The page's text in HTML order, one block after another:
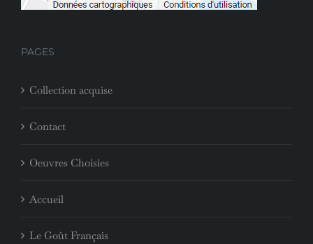
PAGES
Collection acquise
Contact
Oeuvres Choisies